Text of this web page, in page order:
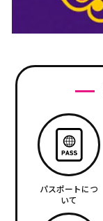
パスポートにつ
いて